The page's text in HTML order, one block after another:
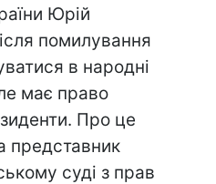
Юрій
помилування
в народні
має право
Про це
представник
суді з прав